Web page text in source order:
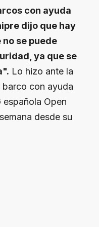
con ayuda
dijo que hay
se puede
ya que se
Lo hizo ante la
con ayuda
española Open
desde su